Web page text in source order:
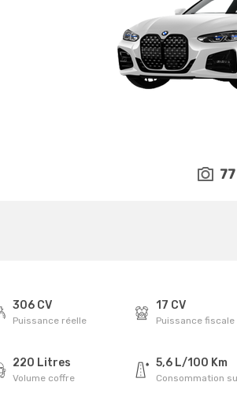
77
306 CV
Puissance réelle
17 CV
Puissance fiscale
220 Litres
Volume coffre
5,6 L/100 Km
Consommation